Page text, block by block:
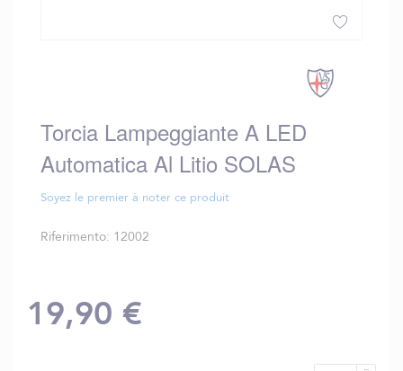
di
immagini
Torcia Lampeggiante A LED
Automatica Al Litio SOLAS
Soyez le premier à noter ce produit
Riferimento 12002
19,90 €